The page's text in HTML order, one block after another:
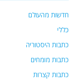
חדשות מהעולם
כללי
כתבות היסטוריה
כתבות מומחים
כתבות קצרות